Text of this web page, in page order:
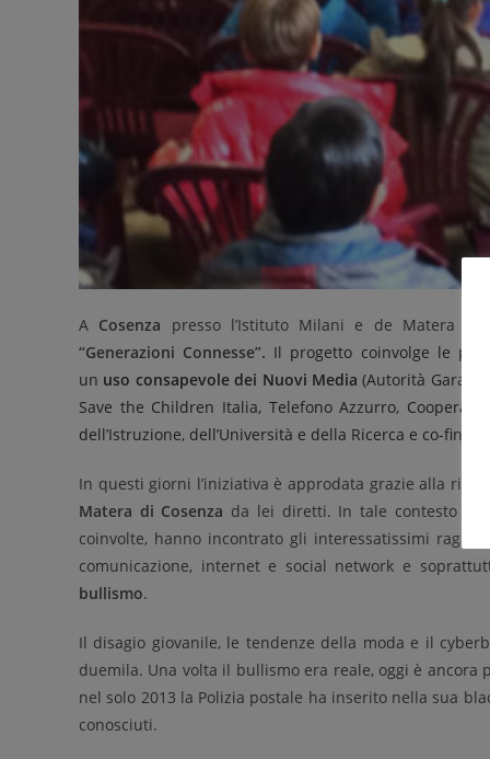
A Cosenza presso l’Istituto Milani e de Matera si
“Generazioni Connesse”. Il progetto coinvolge le
un uso consapevole dei Nuovi Media (Autorità Garante
Save the Children Italia, Telefono Azzurro,
dell’Istruzione, dell’Università e della Ricerca e co-
In questi giorni l’iniziativa è approdata grazie alla
Matera di Cosenza da lei diretti. In tale contesto
coinvolte, hanno incontrato gli interessatissimi
comunicazione, internet e social network e
bullismo.
Il disagio giovanile, le tendenze della moda e il
duemila. Una volta il bullismo era reale, oggi è
nel solo 2013 la Polizia postale ha inserito nella sua
conosciuti.